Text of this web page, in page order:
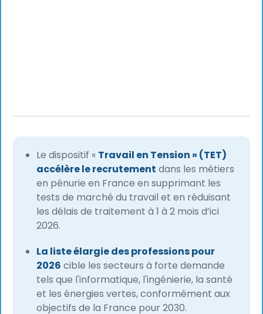
Le dispositif « Travail en Tension » (TET)
accélère le recrutement dans les métiers
en pénurie en France en supprimant les
tests de marché du travail et en réduisant
les délais de traitement à 1 à 2 mois d’ici
2026.
La liste élargie des professions pour
2026 cible les secteurs à forte demande
tels que l'informatique, l'ingénierie, la santé
et les énergies vertes, conformément aux
objectifs de la France pour 2030.